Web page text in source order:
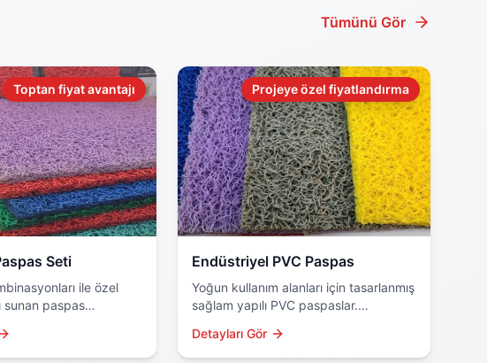
Tümünü Gör
Toptan fiyat avantajı
Seti
ile özel
sunan paspas
ideal çözüm.
Projeye özel fiyatlandırma
Endüstriyel PVC Paspas
Yoğun kullanım alanları için tasarlanmış
sağlam yapılı PVC paspaslar.
için profesyonel çözüm.
Detayları Gör